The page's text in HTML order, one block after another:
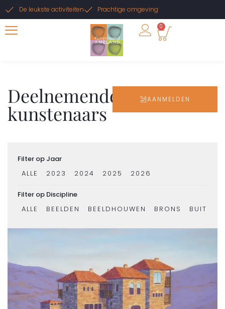
De leukste activiteiten Prachtige omgeving
0
Deelnemende
kunstenaars
AANMELDEN
Filter op Jaar
2023
2024 2025 2026
ALLE
Filter op Discipline
BEELDEN
BEELDHOUWEN BRONS
ALLE